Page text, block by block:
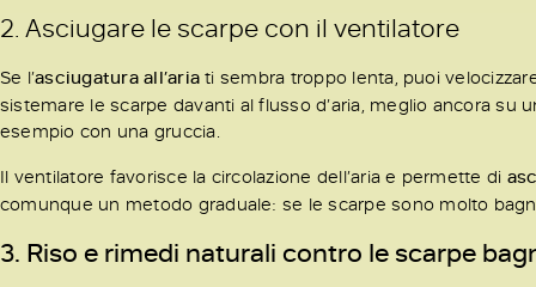
2. Asciugare le scarpe con il ventilatore
Se l’asciugatura all’aria ti sembra troppo lenta, puoi
sistemare le scarpe davanti al flusso d’aria, meglio ancora su
esempio con una gruccia.
Il ventilatore favorisce la circolazione dell’aria e permette di
comunque un metodo graduale: se le scarpe sono molto
3. Riso e rimedi naturali contro le scarpe